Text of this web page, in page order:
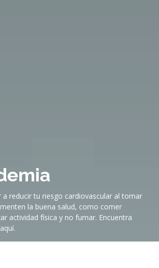
a reducir tu riesgo cardiovascular al tomar
la buena salud, como comer
actividad física y no fumar. Encuentra